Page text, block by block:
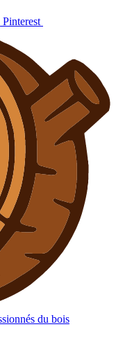
Pinterest
du bois